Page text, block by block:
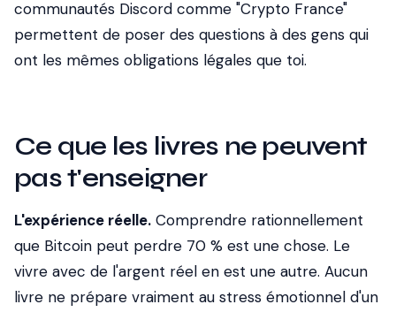
communautés Discord comme "Crypto France"
permettent de poser des questions à des gens qui
ont les mêmes obligations légales que toi.
Ce que les livres ne peuvent
pas t'enseigner
L'expérience réelle. Comprendre rationnellement
que Bitcoin peut perdre 70 % est une chose. Le
vivre avec de l'argent réel en est une autre. Aucun
livre ne prépare vraiment au stress émotionnel d'un